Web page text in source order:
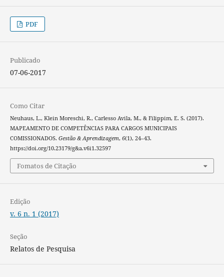
PDF
Publicado
07-06-2017
Como Citar
Neuhaus, L., Klein Moreschi, R., Carlesso Avila, M., & Filippim, E. S. (2017).
MAPEAMENTO DE COMPETÊNCIAS PARA CARGOS MUNICIPAIS
COMISSIONADOS. Gestão & Aprendizagem, 6(1), 24–43.
https://doi.org/10.23179/g&a.v6i1.32597
Fomatos de Citação
Edição
v. 6 n. 1 (2017)
Seção
Relatos de Pesquisa